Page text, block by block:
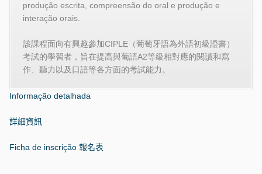
produção escrita, compreensão do oral e produção e
interação orais.
該課程面向有興趣參加CIPLE（葡萄牙語為外語初級證書）
考試的學習者，旨在提高與葡語A2等級相對應的閱讀和寫
作、聽力以及口語等各方面的考試能力。
Informação detalhada
詳細資訊
Ficha de inscrição 報名表